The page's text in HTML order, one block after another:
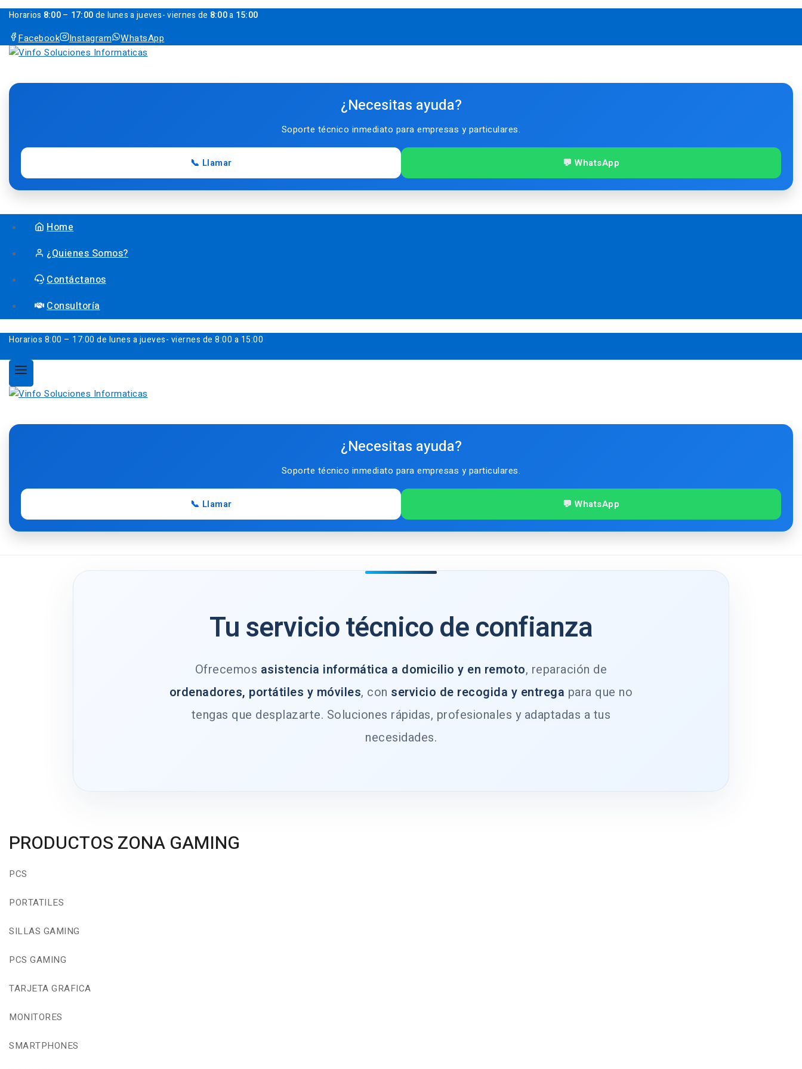
Horarios 8:00– 17:00de lunes a jueves- viernes de 8:00a 15:00
Facebook Instagram WhatsApp
¿Necesitas ayuda?
Soporte técnico inmediato para empresas y particulares.
📞 Llamar 💬 WhatsApp
Home
¿Quienes Somos?
Contáctanos
Consultoría
Horarios 8:00 – 17:00 de lunes a jueves- viernes de 8:00 a 15:00
¿Necesitas ayuda?
Soporte técnico inmediato para empresas y particulares.
📞 Llamar 💬 WhatsApp
Tu servicio técnico de confianza
Ofrecemos asistencia informática a domicilio y en remoto, reparación de
ordenadores, portátiles y móviles, con servicio de recogida y entrega para que no
tengas que desplazarte. Soluciones rápidas, profesionales y adaptadas a tus
necesidades.
PRODUCTOS ZONA GAMING
PCS
PORTATILES
SILLAS GAMING
PCS GAMING
TARJETA GRAFICA
MONITORES
SMARTPHONES